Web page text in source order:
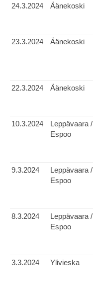
24.3.2024
Äänekoski
23.3.2024
Äänekoski
22.3.2024
Äänekoski
10.3.2024
Leppävaara /
Espoo
9.3.2024
Leppävaara /
Espoo
8.3.2024
Leppävaara /
Espoo
3.3.2024
Ylivieska